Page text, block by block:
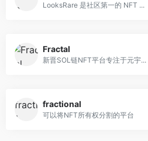
LooksRare 是社区第一的 NFT ...
Fractal
新晋SOL链NFT平台专注于元宇...
fractional
可以将NFT所有权分割的平台